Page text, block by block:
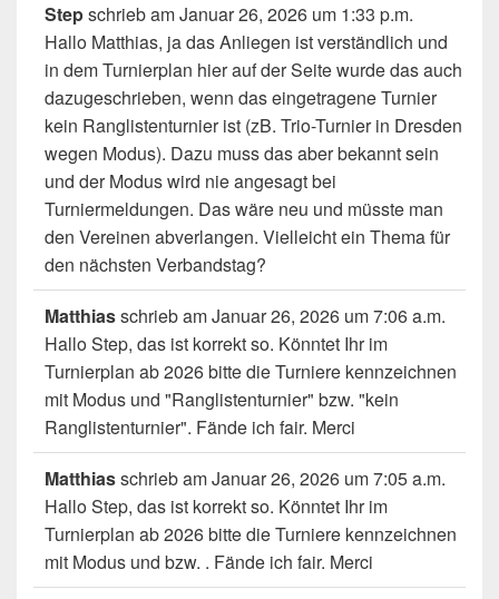
Stepschrieb amJanuar 26, 2026 um 1:33 p.m.
Hallo Matthias, ja das Anliegen ist verständlich und
in dem Turnierplan hier auf der Seite wurde das auch
dazugeschrieben, wenn das eingetragene Turnier
kein Ranglistenturnier ist (zB. Trio-Turnier in Dresden
wegen Modus). Dazu muss das aber bekannt sein
und der Modus wird nie angesagt bei
Turniermeldungen. Das wäre neu und müsste man
den Vereinen abverlangen. Vielleicht ein Thema für
den nächsten Verbandstag?
Matthiasschrieb amJanuar 26, 2026 um7:06 a.m.
Hallo Step, das ist korrekt so. Könntet Ihr im
Turnierplan ab 2026 bitte die Turniere kennzeichnen
mit Modus und "Ranglistenturnier" bzw. "kein
Ranglistenturnier". Fände ich fair. Merci
Matthiasschrieb amJanuar 26, 2026 um7:05 a.m.
Hallo Step, das ist korrekt so. Könntet Ihr im
Turnierplan ab 2026 bitte die Turniere kennzeichnen
mit Modus und bzw. . Fände ich fair. Merci